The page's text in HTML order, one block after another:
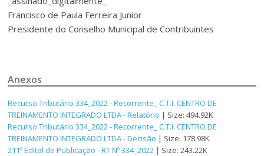
Francisco de Paula Ferreira Junior
Presidente do Conselho Municipal de Contribuintes
Anexos
Recurso Tributário 334_2022 - Recorrente_ C.T.I. CENTRO DE
TREINAMENTO INTEGRADO LTDA - Relatório | Size: 494.92K
Recurso Tributário 334_2022 - Recorrente_ C.T.I. CENTRO DE
TREINAMENTO INTEGRADO LTDA - Decisão | Size: 178.98K
211º Edital de Publicação - RT Nº 334_2022 | Size: 243.22K